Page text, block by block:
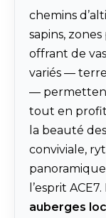
chemins
sapins,
offrant de
variés —
—
tout en
la beauté
conviviale,
l’esprit
auberges